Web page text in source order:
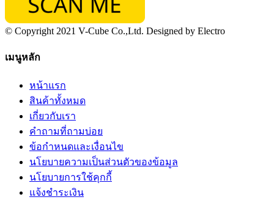
© Copyright 2021 V-Cube Co.,Ltd. Designed by Electro
เมนูหลัก
หน้าแรก
สินค้าทั้งหมด
เกี่ยวกับเรา
คำถามที่ถามบ่อย
ข้อกำหนดและเงื่อนไข
นโยบายความเป็นส่วนตัวของข้อมูล
นโยบายการใช้คุกกี้
แจ้งชำระเงิน